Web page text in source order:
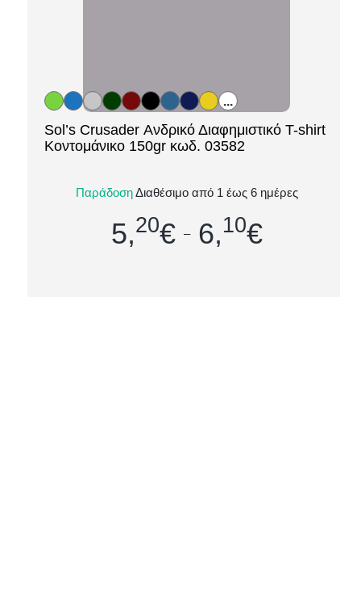
...
[ti_wishlists_addtowishlist loop=yes]
Sol’s Crusader Ανδρικό Διαφημιστικό T-shirt
Κοντομάνικο 150gr κωδ. 03582
ποιοτικό ανδρικό διαφημιστικό T-shirt, ιδανικό για
εκτύπωση λογοτύπου, μη...
ΠαράδοσηΔιαθέσιμο από 1 έως 6 ημέρες
5,20€ – 6,10€